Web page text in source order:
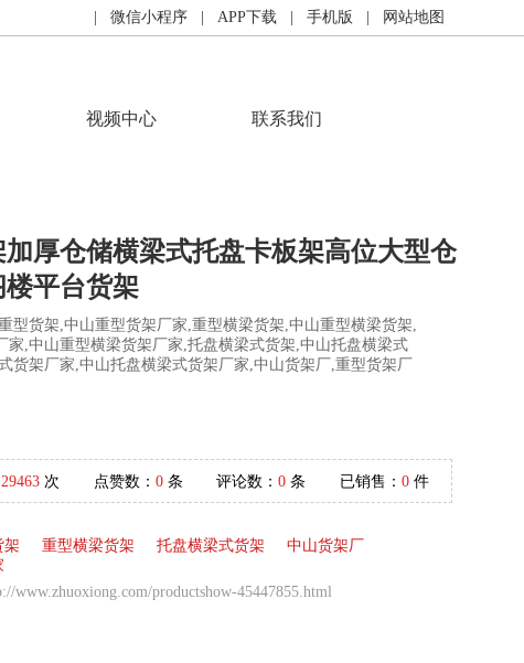
| 微信小程序 | APP下载 | 手机版 | 网站地图
视频中心 联系我们
厚仓储横梁式托盘卡板架高位大型仓
楼平台货架
型货架,中山重型货架厂家,重型横梁货架,中山重型横梁货架,
家,中山重型横梁货架厂家,托盘横梁式货架,中山托盘横梁式
货架厂家,中山托盘横梁式货架厂家,中山货架厂,重型货架厂
29463 次 点赞数： 0 条 评论数：0 条 已销售： 0件
架 重型横梁货架 托盘横梁式货架
中山货架厂
www.zhuoxiong.com/productshow-45447855.html